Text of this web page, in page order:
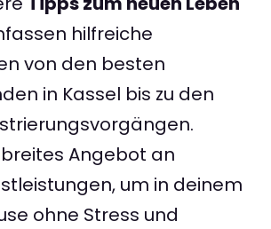
hilfreiche
von den besten
in Kassel bis zu den
Angebot an
um in deinem
ohne Stress und